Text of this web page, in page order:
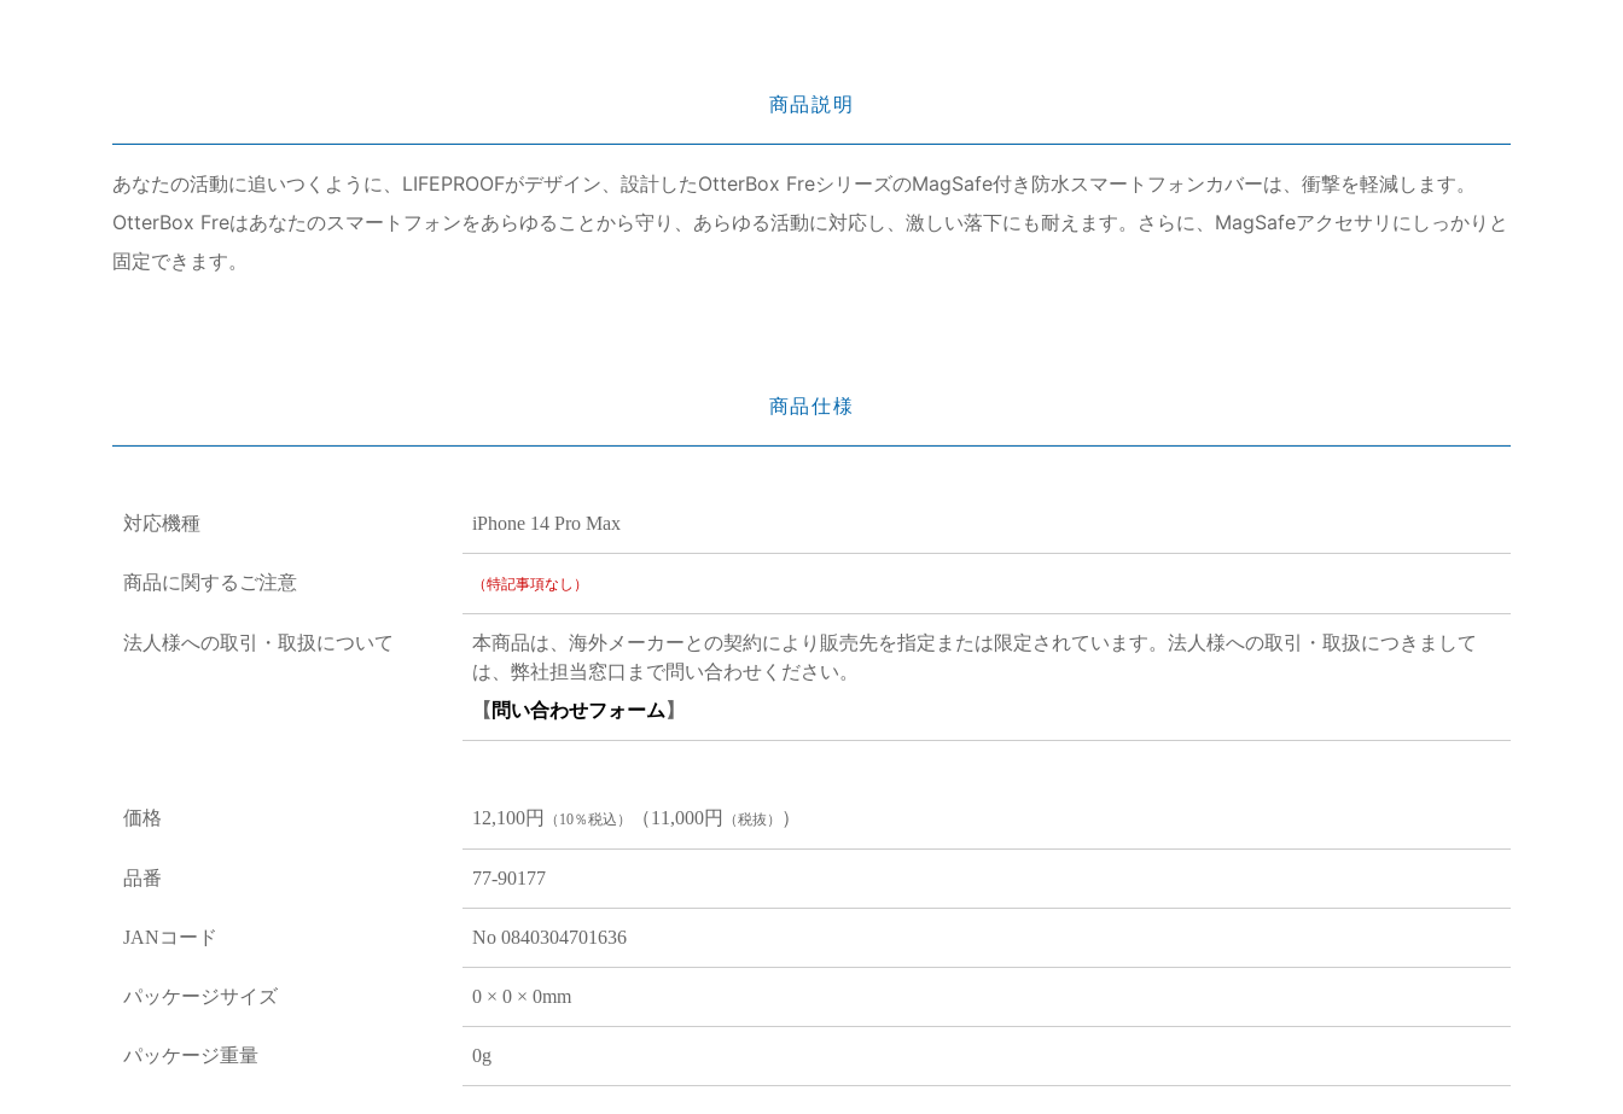
商品説明
あなたの活動に追いつくように、LIFEPROOFがデザイン、設計したOtterBox FreシリーズのMagSafe付き防水スマートフォンカバーは、衝撃を軽減します。
OtterBox Freはあなたのスマートフォンをあらゆることから守り、あらゆる活動に対応し、激しい落下にも耐えます。さらに、MagSafeアクセサリにしっかりと
固定できます。
商品仕様
対応機種 iPhone 14 Pro Max
商品に関するご注意 （特記事項なし）
法人様への取引・取扱について
本商品は、海外メーカーとの契約により販売先を指定または限定されています。法人様への取引・取扱につきまして
は、弊社担当窓口まで問い合わせください。
【 問い合わせフォーム 】
価格 12,100円 （10％税込） （11,000円 （税抜） ）
品番 77-90177
JANコード No 0840304701636
パッケージサイズ 0 × 0 × 0mm
パッケージ重量 0g